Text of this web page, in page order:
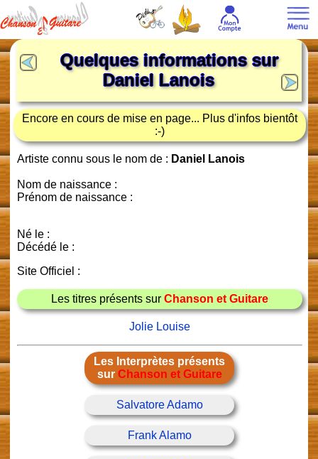
Quelques informations sur
Daniel Lanois
Encore en cours de mise en page... Plus d'infos bientôt
:-)
Artiste connu sous le nom de : Daniel Lanois
Nom de naissance :
Prénom de naissance :
Né le :
Décédé le :
Site Officiel :
Les titres présents sur Chanson et Guitare
Jolie Louise
Les Interprètes présents
sur Chanson et Guitare
Salvatore Adamo
Frank Alamo